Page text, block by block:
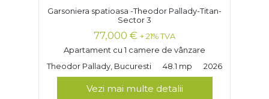
Garsoniera spatioasa -Theodor Pallady-Titan-
Sector 3
77,000 € + 21% TVA
Apartament cu 1 camere de vânzare
Theodor Pallady, Bucuresti
48.1 mp 2026
Vezi mai multe detalii